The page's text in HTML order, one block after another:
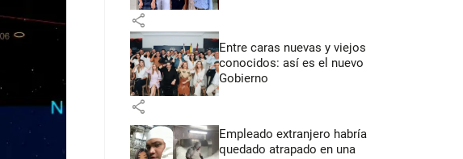
share
Entre caras nuevas y viejos
conocidos: así es el nuevo
Gobierno
share
Empleado extranjero habría
quedado atrapado en una